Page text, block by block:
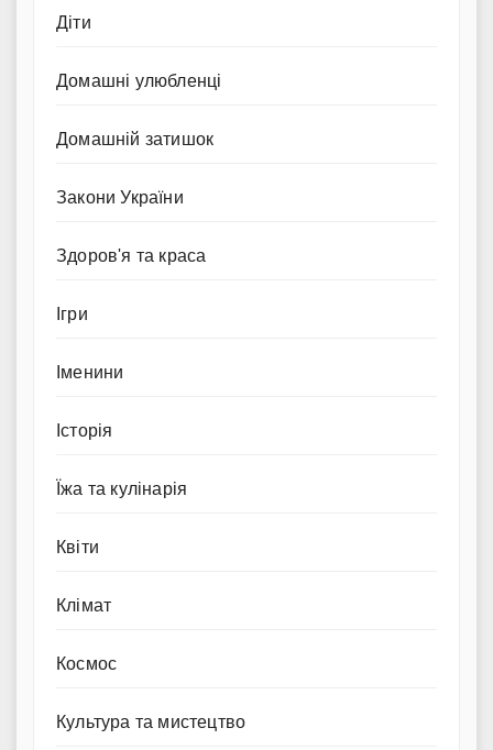
Діти
Домашні улюбленці
Домашній затишок
Закони України
Здоров'я та краса
Ігри
Іменини
Історія
Їжа та кулінарія
Квіти
Клімат
Космос
Культура та мистецтво